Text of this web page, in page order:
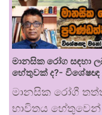
මානසික රෝග සඳහා
හේතුවක් ද?-
මානසික රෝගී
භාවිතය